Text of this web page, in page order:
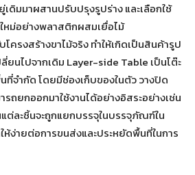
ดิมมาผสานปรับปรุงรูปร่าง และเลือกใช้
หม่อย่างพลาสติกผสมเยื่อไม้
ครงสร้างขาไม้จริง ทำให้เกิดเป็นสินค้ารูป
ยนไปจากเดิม Layer-side Table เป็นโต๊ะ
ที่จำกัด โดยมีช่องเก็บของในตัว วางปิด
ถยกออกมาใช้งานได้อย่างอิสระอย่างเช่น
ต่ละชิ้นจะถูกแยกบรรจุในบรรจุภัณฑ์ใน
ง่ายต่อการขนส่งและประหยัดพื้นที่ในการ